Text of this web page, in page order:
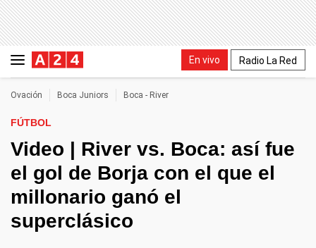
En vivo Radio La Red
Ovación Boca Juniors Boca - River
FÚTBOL
Video | River vs. Boca: así fue
el gol de Borja con el que el
millonario ganó el
superclásico